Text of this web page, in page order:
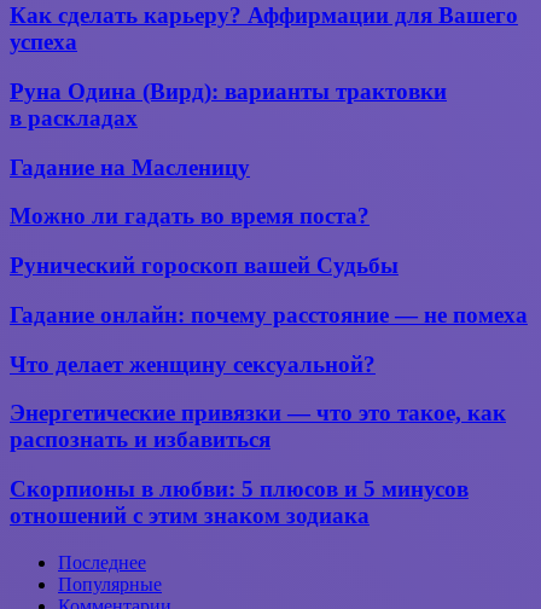
всех
мешает
жизнью?
Как
сделать
карьеру?
для
Вашего
Как сделать карьеру? Аффирмации для Вашего
успеха
Руна
Одина
(Вирд):
трактовки
Руна Одина (Вирд): варианты трактовки
в раскладах
Гадание
на Масленицу
Гадание на Масленицу
Можно
гадать
во
поста?
Можно ли гадать во время поста?
Рунический
гороскоп
вашей
Судьбы
Рунический гороскоп вашей Судьбы
Гадание
онлайн:
почему
расстояние —
Гадание онлайн: почему расстояние — не помеха
Что
делает
женщину
сексуальной?
Что делает женщину сексуальной?
Энергетические
привязки —
что
такое,
как
и избавиться
Энергетические привязки — что это такое, как
распознать и избавиться
Скорпионы
любви:
плюсов
Скорпионы в любви: 5 плюсов и 5 минусов
отношений с этим знаком зодиака
Последнее
Популярные